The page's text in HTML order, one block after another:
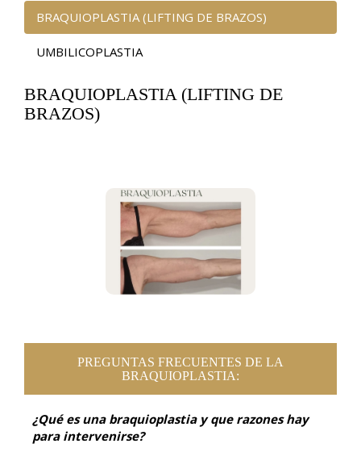
BRAQUIOPLASTIA (LIFTING DE BRAZOS)
UMBILICOPLASTIA
BRAQUIOPLASTIA (LIFTING DE
BRAZOS)
PREGUNTAS FRECUENTES DE LA
BRAQUIOPLASTIA:
¿Qué es una braquioplastia y que razones hay
para intervenirse?